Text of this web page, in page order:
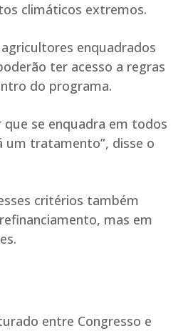
climáticos extremos.
enquadrados
ter acesso a regras
do programa.
se enquadra em todos
um tratamento”, disse o
critérios também
mas em
entre Congresso e